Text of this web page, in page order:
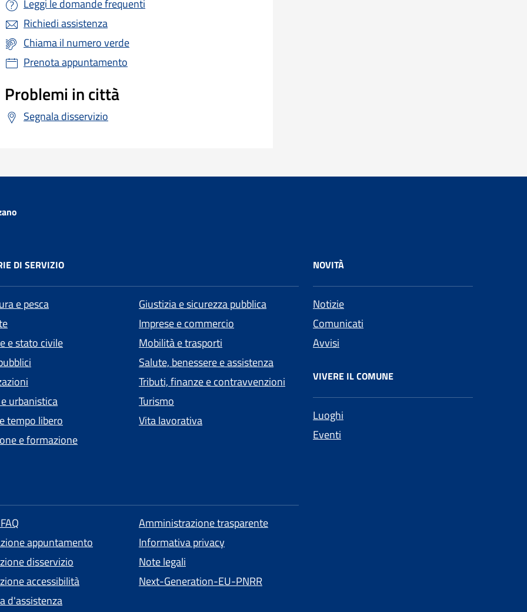
Leggi le domande frequenti
Richiedi assistenza
Chiama il numero verde
Prenota appuntamento
Problemi in città
Segnala disservizio
DI SERVIZIO
e pesca
e stato civile
urbanistica
tempo libero
e formazione
Giustizia e sicurezza pubblica
Imprese e commercio
Mobilità e trasporti
Salute, benessere e assistenza
Tributi, finanze e contravvenzioni
Turismo
Vita lavorativa
NOVITÀ
Notizie
Comunicati
Avvisi
VIVERE IL COMUNE
Luoghi
Eventi
appuntamento
disservizio
accessibilità
d'assistenza
Amministrazione trasparente
Informativa privacy
Note legali
Next-Generation-EU-PNRR